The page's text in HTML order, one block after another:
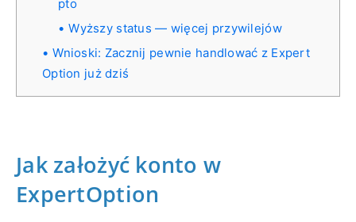
pto
Wyższy status — więcej przywilejów
Wnioski: Zacznij pewnie handlować z Expert
Option już dziś
Jak założyć konto w
ExpertOption